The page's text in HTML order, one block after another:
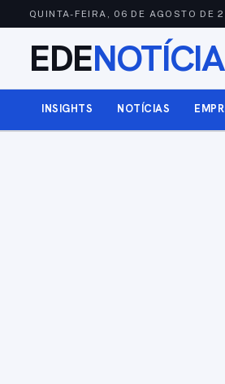
QUINTA-FEIRA, 06 DE AGOSTO DE
EDE
INSIGHTS NOTÍCIAS